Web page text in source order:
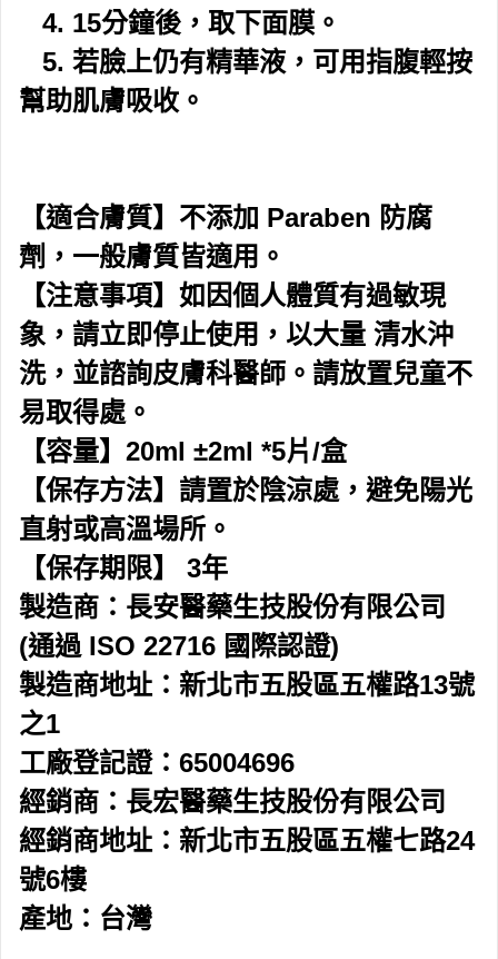
4. 15分鐘後，取下面膜。
5. 若臉上仍有精華液，可用指腹輕按
幫助肌膚吸收。
【適合膚質】不添加 Paraben 防腐
劑，一般膚質皆適用。
【注意事項】如因個人體質有過敏現
象，請立即停止使用，以大量 清水沖
洗，並諮詢皮膚科醫師。請放置兒童不
易取得處。
【容量】20ml ±2ml *5片/盒
【保存方法】請置於陰涼處，避免陽光
直射或高溫場所。
【保存期限】 3年
製造商：長安醫藥生技股份有限公司
(通過 ISO 22716 國際認證)
製造商地址：新北市五股區五權路13號
之1
工廠登記證：65004696
經銷商：長宏醫藥生技股份有限公司
經銷商地址：新北市五股區五權七路24
號6樓
產地：台灣